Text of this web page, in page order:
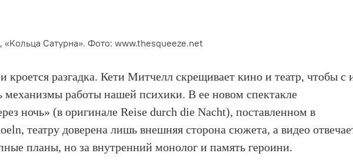
«Кольца Сатурна». Фото: www.thesqueeze.net
кроется разгадка. Кети Митчелл скрещивает кино и театр, чтобы с
работы нашей психики. В ее новом спектакле
ночь» (в оригинале Reise durch die Nacht), поставленном в
театру доверена лишь внешняя сторона сюжета, а видео
планы, но за внутренний монолог и память героини.